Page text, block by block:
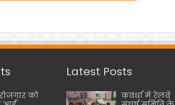
को
Latest Posts
कवर्धा में रेलवे